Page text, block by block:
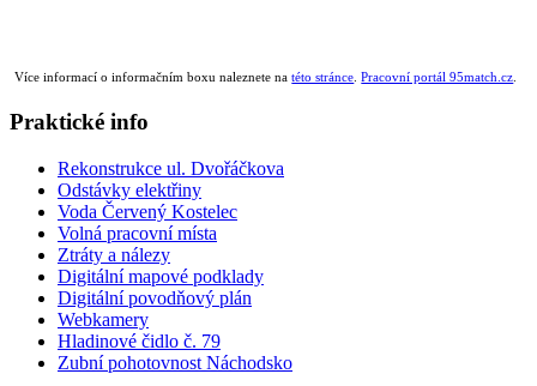
Více informací o informačním boxu naleznete natéto stránce .Pracovní portál 95match.cz
Praktické info
Rekonstrukce ul. Dvořáčkova
Odstávky elektřiny
Voda Červený Kostelec
Volná pracovní místa
Ztráty a nálezy
Digitální mapové podklady
Digitální povodňový plán
Webkamery
Hladinové čidlo č. 79
Zubní pohotovnost Náchodsko